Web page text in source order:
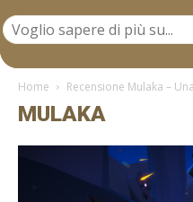
Home Recensione Mulaka –
MULAKA